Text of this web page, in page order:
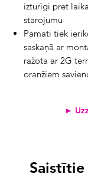
izturīgi pret
starojumu
Pamati tiek
saskaņā ar
ražota ar 2G
oranžiem
►